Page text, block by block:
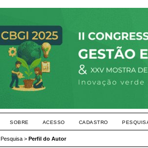
SOBRE ACESSO CADASTRO
Pesquisa > Perfil do Autor